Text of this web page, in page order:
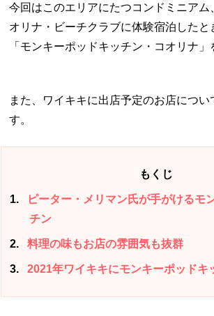
今回はこのエリアにたつコンドミニアム
オリナ・ビーチクラブに体験宿泊したと
「モンキーポッドキッチン・コオリナ」
また、ワイキキに出店予定のお店につい
す。
もくじ
1
ピーター・メリマン氏が手がけるモ
チン
2 料理の味もお店の雰囲気も抜群
3 2021年ワイキキにモンキーポッドキ